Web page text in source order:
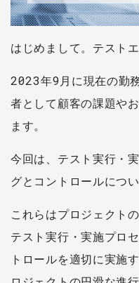
はじめまして。テスト
2023年9月に現在の勤
者として顧客の課題や
ます。
今回は、テスト実行・
グとコントロールにつ
これらはプロジェクト
テスト実行・実施プロ
トロールを適切に実施